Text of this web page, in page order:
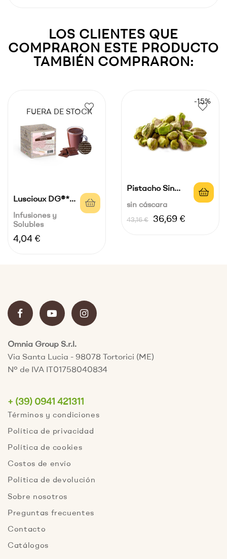
LOS CLIENTES QUE
COMPRARON ESTE PRODUCTO
TAMBIÉN COMPRARON:
FUERA DE STOCK
Luscioux DG®*
Cápsulas...
Infusiones y
Solubles
Precio
4,04 €
Pistacho Sin
Cáscara Origen...
sin cáscara
Precio
43,16 €
-15%
Precio
36,69 €
Omnia Group S.r.l.
Via Santa Lucia - 98078 Tortorici (ME)
Nº de IVA IT01758040834
+ (39) 0941 421311
Términos y condiciones
Política de privacidad
Política de cookies
Costos de envío
Política de devolución
Sobre nosotros
Preguntas frecuentes
Contacto
Catálogos